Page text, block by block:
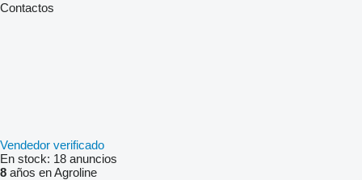
Contactos
Vendedor verificado
En stock: 18 anuncios
8 años en Agroline